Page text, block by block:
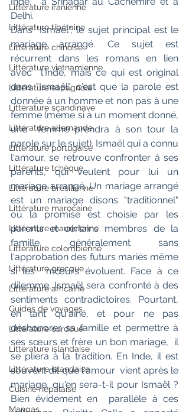
Littérature iranienne
Littérature tibétaine
Littérature chinoise
Littérature vietnamienne
Littérature espagnole
Littérature scandinave
Littérature allemande
Littérature portugaise
Littérature tchèque
Littérature brésilienne
Littérature marocaine
Littérature mauricienne
Littérature colombienne
Littérature grecque
Littérature africaine
Guides de voyages
Littérature ourdoue
Littérature islandaise
Littérature islandaise
Cuisine népalaise
Mangas
Delhi.
Dans "Ismaël", le sujet principal est le
mariage arrangé. Ce sujet est
récurrent dans les romans en lien
avec  l'Inde, mais ce qui est original
dans "Ismaël", c'est que la parole est
donnée à un homme et non pas à une
femme (même si à un moment donné,
une  femme prendra à son tour la
parole sur le sujet). Ismaël qui a connu
l'amour, se retrouve confronter à ses
parents, qui veulent pour lui un
mariage arrangé. Un mariage arrangé
est un mariage disons "traditionnel"
où la promise est choisie par les
parents et certains membres de la
famille, généralement sans
l'approbation des futurs mariés même
si les  mœurs évoluent. Face à ce
dilemme, Ismaël sera confronté à des
sentiments contradictoires. Pourtant,
en tant qu'ainé, et pour ne pas
déshonorer sa famille et permettre à
ses sœurs et frère un bon mariage,  il
se pliera à la tradition. En Inde, il est
souvent dit que l'amour  vient après le
mariage, qu'en sera-t-il pour Ismaël ?
Bien évidement en  parallèle à ces